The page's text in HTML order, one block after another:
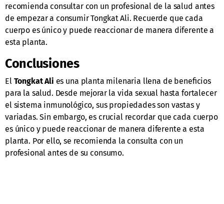
recomienda consultar con un profesional de la salud antes
de empezar a consumir Tongkat Ali. Recuerde que cada
cuerpo es único y puede reaccionar de manera diferente a
esta planta.
Conclusiones
El Tongkat Ali es una planta milenaria llena de beneficios
para la salud. Desde mejorar la vida sexual hasta fortalecer
el sistema inmunológico, sus propiedades son vastas y
variadas. Sin embargo, es crucial recordar que cada cuerpo
es único y puede reaccionar de manera diferente a esta
planta. Por ello, se recomienda la consulta con un
profesional antes de su consumo.